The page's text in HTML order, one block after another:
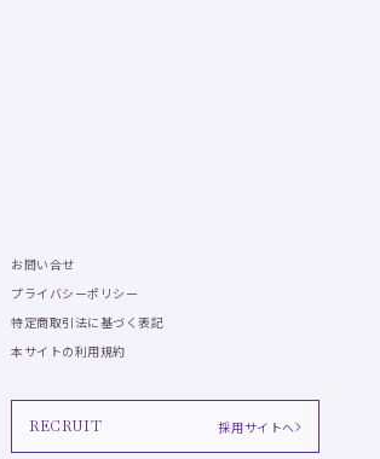
お問い合せ
プライバシーポリシー
特定商取引法に基づく表記
本サイトの利用規約
RECRUIT 採用サイトへ